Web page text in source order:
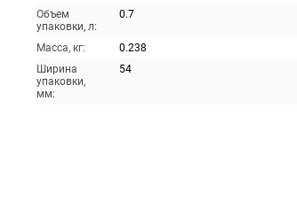
Объем
упаковки, л:
0.7
Масса, кг:
0.238
Ширина
упаковки,
мм:
54